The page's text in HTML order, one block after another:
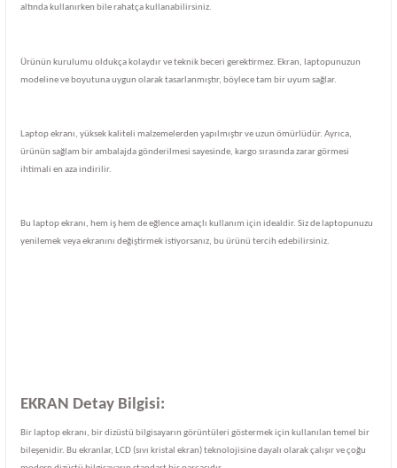
altında kullanırken bile rahatça kullanabilirsiniz.
Ürünün kurulumu oldukça kolaydır ve teknik beceri gerektirmez. Ekran, laptopunuzun
modeline ve boyutuna uygun olarak tasarlanmıştır, böylece tam bir uyum sağlar.
Laptop ekranı, yüksek kaliteli malzemelerden yapılmıştır ve uzun ömürlüdür. Ayrıca,
ürünün sağlam bir ambalajda gönderilmesi sayesinde, kargo sırasında zarar görmesi
ihtimali en aza indirilir.
Bu laptop ekranı, hem iş hem de eğlence amaçlı kullanım için idealdir. Siz de laptopunuzu
yenilemek veya ekranını değiştirmek istiyorsanız, bu ürünü tercih edebilirsiniz.
EKRAN Detay Bilgisi:
Bir laptop ekranı, bir dizüstü bilgisayarın görüntüleri göstermek için kullanılan temel bir
bileşenidir. Bu ekranlar, LCD (sıvı kristal ekran) teknolojisine dayalı olarak çalışır ve çoğu